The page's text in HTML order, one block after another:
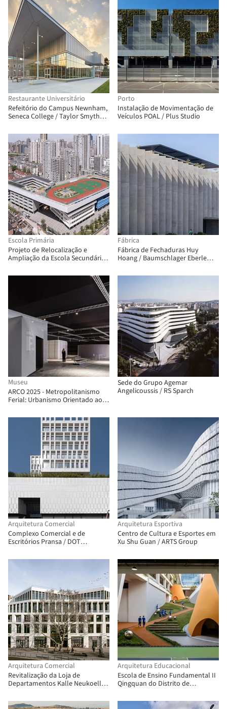
Restaurante Universitário
Refeitório do Campus Newnham,
Seneca College / Taylor Smyth
Porto
Instalação de Movimentação de
Veículos POAL / Plus Studio
Escola Primária
Projeto de Relocalização e
Ampliação da Escola Secundária
Fábrica
Fábrica de Fechaduras Huy
Hoang / Baumschlager Eberle
Museu
ARCO 2025 - Metropolitanismo
Ferial: Urbanismo Orientado aos
Architectures & Urbanisms
Sede do Grupo Agemar
Angelicoussis / RS Sparch
Arquitetura Comercial
Complexo Comercial e de
Escritórios Pransa / DOT
Arquitetura Esportiva
Centro de Cultura e Esportes em
Xu Shu Guan / ARTS Group
Arquitetura Comercial
Revitalização da Loja de
Departamentos Kalle Neukoelln /
Arquitetura Educacional
Escola de Ensino Fundamental II
Qingquan do Distrito de
Architectural Design